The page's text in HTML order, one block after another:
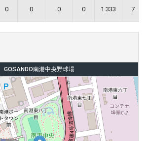
0 0 0 0 1.333 7
GOSANDO南港中央野球場